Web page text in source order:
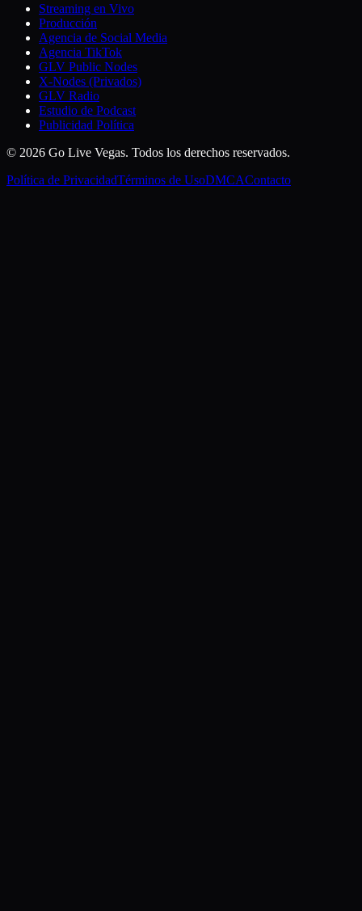
Streaming en Vivo
Producción
Agencia de Social Media
Agencia TikTok
GLV Public Nodes
X-Nodes (Privados)
GLV Radio
Estudio de Podcast
Publicidad Política
© 2026 Go Live Vegas. Todos los derechos reservados.
Política de PrivacidadTérminos de UsoDMCAContacto